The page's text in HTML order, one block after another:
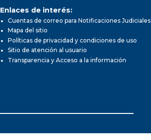
Enlaces de interés:
Cuentas de correo para Notificaciones Judiciales
Mapa del sitio
Políticas de privacidad y condiciones de uso
Sitio de atención al usuario
Transparencia y Acceso a la información